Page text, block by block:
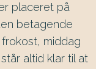
placeret på
betagende
middag
altid klar til at